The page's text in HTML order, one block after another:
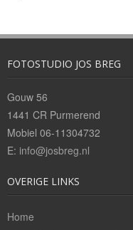
Bedrijfsreportages
Theaterfotografie
Contact
FOTOSTUDIO JOS BREG
Gouw 56
1441 CR Purmerend
Mobiel 06-11304732
E: info@josbreg.nl
OVERIGE LINKS
Home